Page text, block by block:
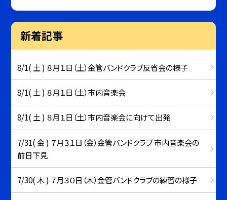
新着記事
8/1( 土 ) ８月１日（土）金管バンドクラブ反省会の様子
8/1( 土 ) ８月１日（土）市内音楽会
8/1( 土 ) ８月１日（土）市内音楽会に向けて出発
7/31( 金 ) ７月３１日（金）金管バンドクラブ 市内音楽会の
前日下見
7/30( 木 ) ７月３０日（木）金管バンドクラブの練習の様子